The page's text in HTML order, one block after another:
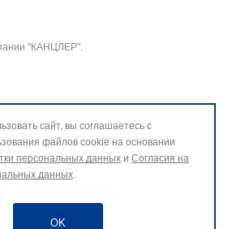
"КАНЦЛЕР".
персональных данных».
файлов cookie. В случае
сайт, вы соглашаетесь с
файлов cookie на основании
персональных данных и Согласия на
данных.
OK